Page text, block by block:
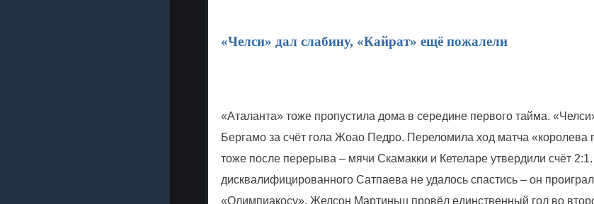
«Челси» дал слабину, «Кайрат» ещё пожалели
«Аталанта» тоже пропустила дома в середине первого тайма.
Бергамо за счёт гола Жоао Педро. Переломила ход матча «королева
тоже после перерыва – мячи Скамакки и Кетеларе утвердили счёт
дисквалифицированного Сатпаева не удалось спастись – он
«Олимпиакосу». Желсон Мартиньш провёл единственный гол во